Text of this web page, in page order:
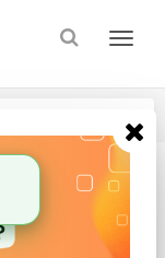
Climatizacion